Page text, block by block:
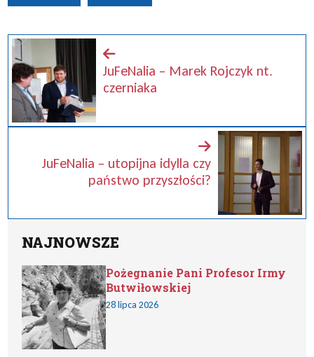
JuFeNalia – Marek Rojczyk nt.
czerniaka
JuFeNalia – utopijna idylla czy
państwo przyszłości?
NAJNOWSZE
Pożegnanie Pani Profesor Irmy
Butwiłowskiej
28 lipca 2026